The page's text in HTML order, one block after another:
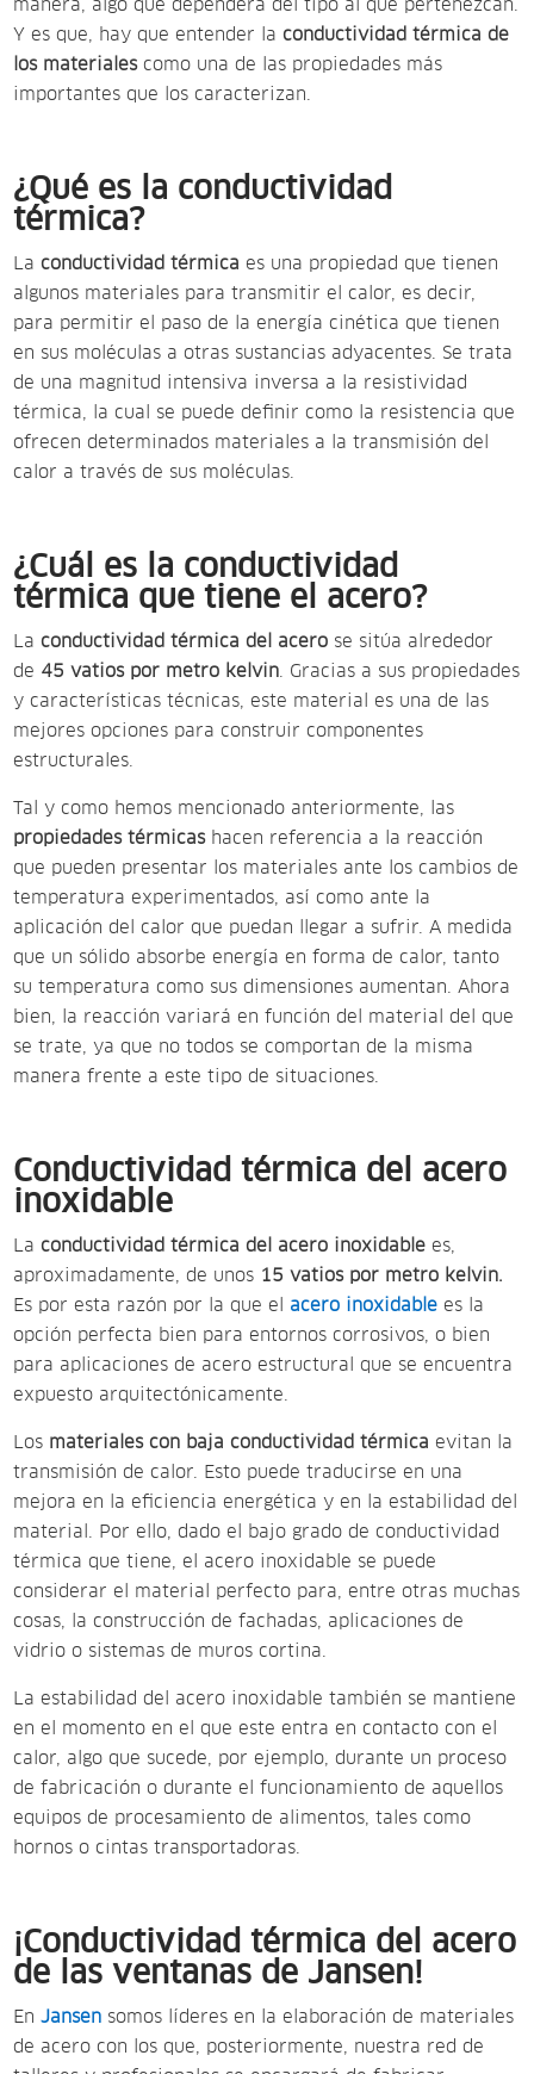
manera, algo que dependerá del tipo al que pertenezcan.
Y es que, hay que entender laconductividad térmica de
los materialescomo una de las propiedades más
importantes que los caracterizan.
¿Qué es la conductividad
térmica?
Laconductividad térmicaes una propiedad que tienen
algunos materiales para transmitir el calor, es decir,
para permitir el paso de la energía cinética que tienen
en sus moléculas a otras sustancias adyacentes. Se trata
de una magnitud intensiva inversa a la resistividad
térmica, la cual se puede definir como la resistencia que
ofrecen determinados materiales a la transmisión del
calor a través de sus moléculas.
¿Cuál es la conductividad
térmica que tiene el acero?
Laconductividad térmica del acero se sitúa alrededor
de 45 vatios por metro kelvin. Gracias a sus propiedades
y características técnicas, este material es una de las
mejores opciones para construir componentes
estructurales.
Tal y como hemos mencionado anteriormente, las
propiedades térmicashacen referencia a la reacción
que pueden presentar los materiales ante los cambios de
temperatura experimentados, así como ante la
aplicación del calor que puedan llegar a sufrir. A medida
que un sólido absorbe energía en forma de calor, tanto
su temperatura como sus dimensiones aumentan. Ahora
bien, la reacción variará en función del material del que
se trate, ya que no todos se comportan de la misma
manera frente a este tipo de situaciones.
Conductividad térmica del acero
inoxidable
Laconductividad térmica del acero inoxidablees,
aproximadamente, de unos 15 vatios por metro kelvin.
Es por esta razón por la que el acero inoxidable es la
opción perfecta bien para entornos corrosivos, o bien
para aplicaciones de acero estructural que se encuentra
expuesto arquitectónicamente.
Los materiales con baja conductividad térmicaevitan la
transmisión de calor. Esto puede traducirse en una
mejora en la eficiencia energética y en la estabilidad del
material. Por ello, dado el bajo grado de conductividad
térmica que tiene, el acero inoxidable se puede
considerar el material perfecto para, entre otras muchas
cosas, la construcción de fachadas, aplicaciones de
vidrio o sistemas de muros cortina.
La estabilidad del acero inoxidable también se mantiene
en el momento en el que este entra en contacto con el
calor, algo que sucede, por ejemplo, durante un proceso
de fabricación o durante el funcionamiento de aquellos
equipos de procesamiento de alimentos, tales como
hornos o cintas transportadoras.
¡Conductividad térmica del acero
de las ventanas de Jansen!
EnJansen somos líderes en la elaboración de materiales
de acero con los que, posteriormente, nuestra red de